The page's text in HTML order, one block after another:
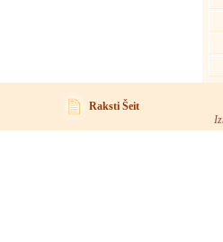
Raksti Šeit